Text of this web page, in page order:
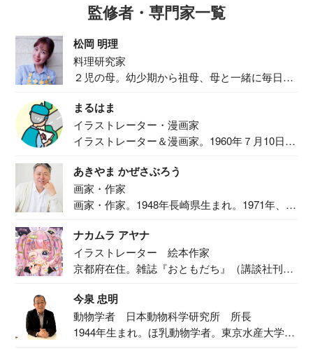
監修者・専門家一覧
松岡 明理
料理研究家
２児の母。幼少期から祖母、母と一緒に毎日の
まるはま
イラストレーター・漫画家
イラストレーター＆漫画家。1960年７月10日生
あきやま かぜさぶろう
画家・作家
画家・作家。1948年長崎県生まれ。1971年、
ナカムラ アヤナ
イラストレーター 絵本作家
京都府在住。雑誌『おともだち』（講談社刊）
今泉 忠明
動物学者 日本動物科学研究所 所長
1944年生まれ。ほ乳動物学者。東京水産大学卒